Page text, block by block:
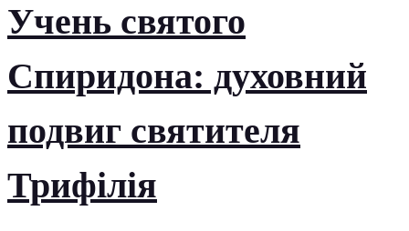
Учень святого
Спиридона: духовний
подвиг святителя
Трифілія